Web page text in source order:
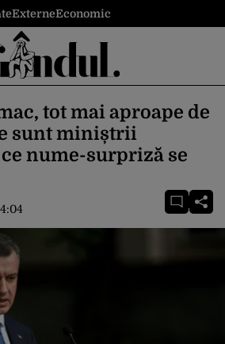
ExterneEconomic
tot mai aproape de
sunt miniștrii
nume-surpriză se